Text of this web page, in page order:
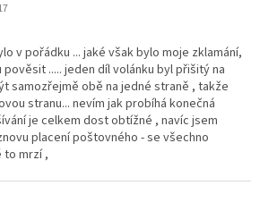
je 1 z 5 hvězdiček.
v pořádku ... jaké však bylo moje zklamání,
..... jeden díl volánku byl přišitý na
samozřejmě obě na jedné straně , takže
stranu... nevím jak probíhá konečná
je celkem dost obtížné , navíc jsem
placení poštovného - se všechno
to mrzí ,